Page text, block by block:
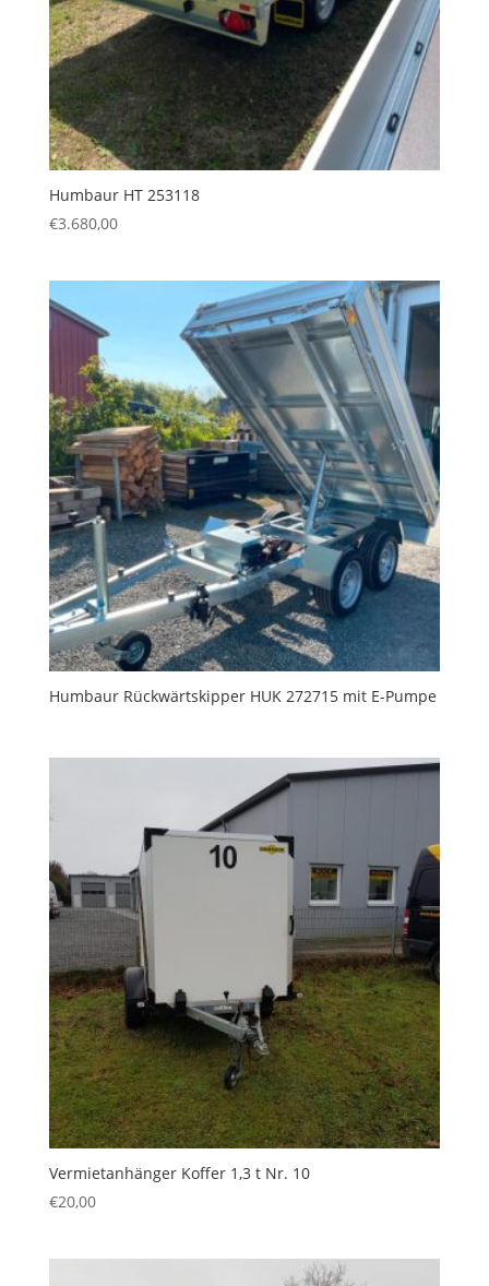
Humbaur HT 253118
€3.680,00
Humbaur Rückwärtskipper HUK 272715 mit E-Pumpe
Vermietanhänger Koffer 1,3 t Nr. 10
€20,00